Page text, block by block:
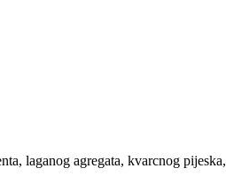
laganog agregata, kvarcnog pijeska,